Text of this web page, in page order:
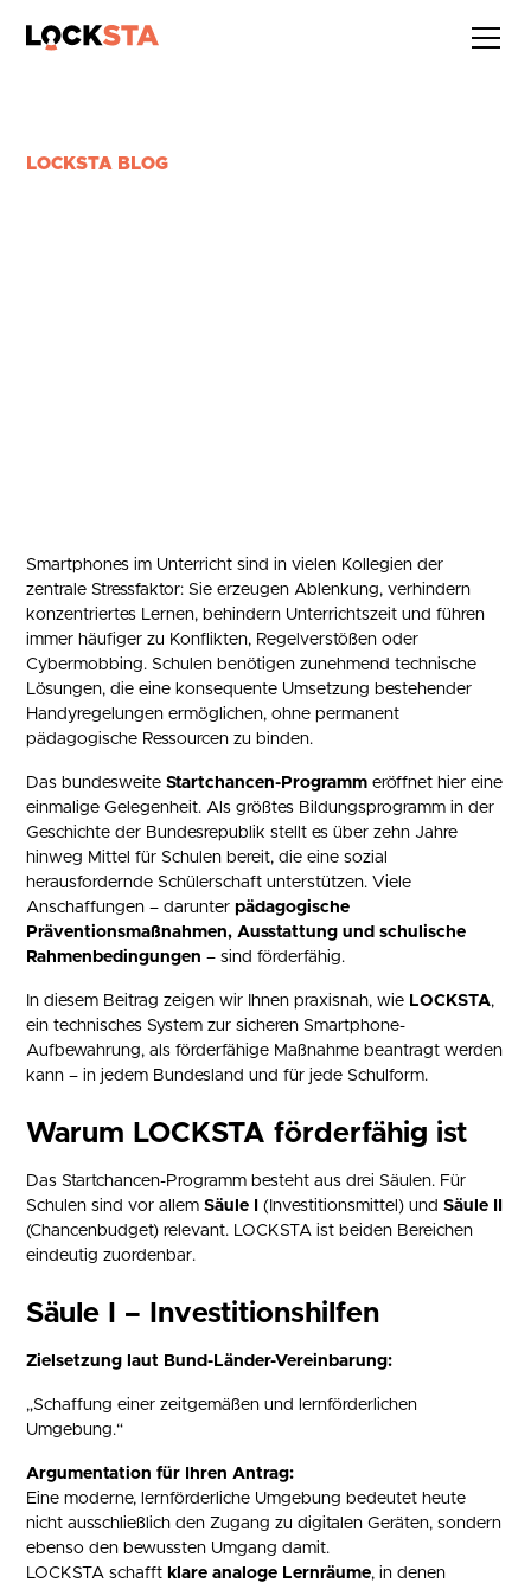
LOCKSTA BLOG
Smartphones im Unterricht sind in vielen Kollegien der
zentrale Stressfaktor: Sie erzeugen Ablenkung, verhindern
konzentriertes Lernen, behindern Unterrichtszeit und führen
immer häufiger zu Konflikten, Regelverstößen oder
Cybermobbing. Schulen benötigen zunehmend technische
Lösungen, die eine konsequente Umsetzung bestehender
Handyregelungen ermöglichen, ohne permanent
pädagogische Ressourcen zu binden.
Das bundesweiteStartchancen-Programm eröffnet hier eine
einmalige Gelegenheit. Als größtes Bildungsprogramm in der
Geschichte der Bundesrepublik stellt es über zehn Jahre
hinweg Mittel für Schulen bereit, die eine sozial
herausfordernde Schülerschaft unterstützen. Viele
Anschaffungen – darunterpädagogische
Präventionsmaßnahmen, Ausstattung und schulische
Rahmenbedingungen – sind förderfähig.
In diesem Beitrag zeigen wir Ihnen praxisnah, wie LOCKSTA,
ein technisches System zur sicheren Smartphone-
Aufbewahrung, als förderfähige Maßnahme beantragt werden
kann – in jedem Bundesland und für jede Schulform.
Warum LOCKSTA förderfähig ist
Das Startchancen-Programm besteht aus drei Säulen. Für
Schulen sind vor allemSäule I (Investitionsmittel) undSäule II
(Chancenbudget) relevant. LOCKSTA ist beiden Bereichen
eindeutig zuordenbar.
Säule I – Investitionshilfen
Zielsetzung laut Bund-Länder-Vereinbarung:
„Schaffung einer zeitgemäßen und lernförderlichen
Umgebung.“
Argumentation für Ihren Antrag:
Eine moderne, lernförderliche Umgebung bedeutet heute
nicht ausschließlich den Zugang zu digitalen Geräten, sondern
ebenso den bewussten Umgang damit.
LOCKSTA schafft klare analoge Lernräume, in denen